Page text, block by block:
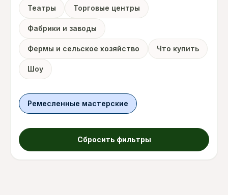
Театры Торговые центры
Фабрики и заводы
Фермы и сельское хозяйство Что купить
Шоу
Ремесленные мастерские
Сбросить фильтры